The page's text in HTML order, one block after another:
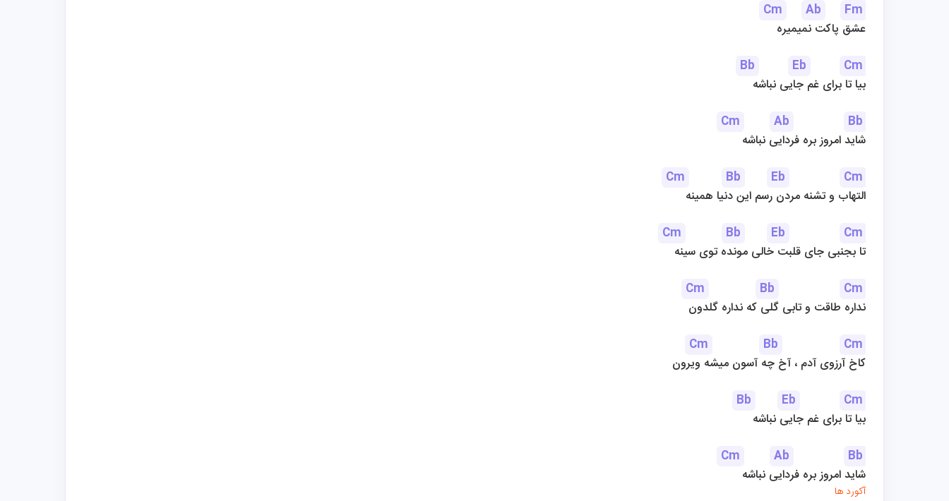
Cm
Ab
Fm
عشق پاکت نمیمیره
Bb
Eb
Cm
بیا تا برای غم جایی نباشه
Cm
Ab
Bb
شاید امروز بره فردایی نباشه
Cm
Bb Eb
Cm
التهاب و تشنه مردن رسم این دنیا همینه
Cm
Bb Eb
Cm
تا بجنبی جای قلبت خالی مونده توی سینه
Cm
Bb
Cm
نداره طاقت و تابی گلی که نداره گلدون
Cm
Bb
Cm
کاخ آرزوی آدم ، آخ چه آسون میشه ویرون
Bb
Eb
Cm
بیا تا برای غم جایی نباشه
Cm
Ab
Bb
شاید امروز بره فردایی نباشه
آکورد ها